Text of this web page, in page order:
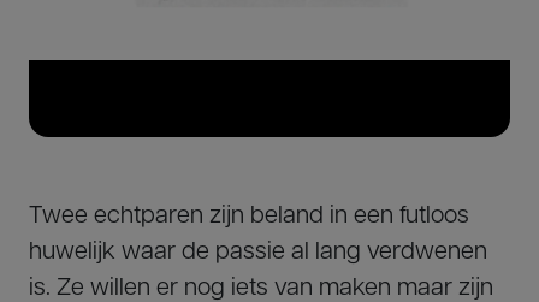
Twee echtparen zijn beland in een futloos
huwelijk waar de passie al lang verdwenen
is. Ze willen er nog iets van maken maar zijn